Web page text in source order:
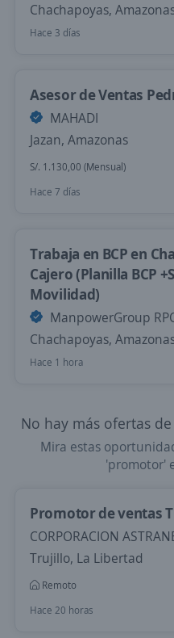
Chachapoyas,
Hace 3 días
Asesor de Ventas
MAHADI
Jazan, Amazonas
S/. 1.130,00 (Mensual)
Hace 7 días
Trabaja en BCP en
Cajero (Planilla BCP
Movilidad)
ManpowerGroup
Chachapoyas,
Hace 1 hora
No hay más ofertas
Mira estas
'promotor'
Promotor de ventas
CORPORACION
Trujillo, La Libertad
Remoto
Hace 20 horas